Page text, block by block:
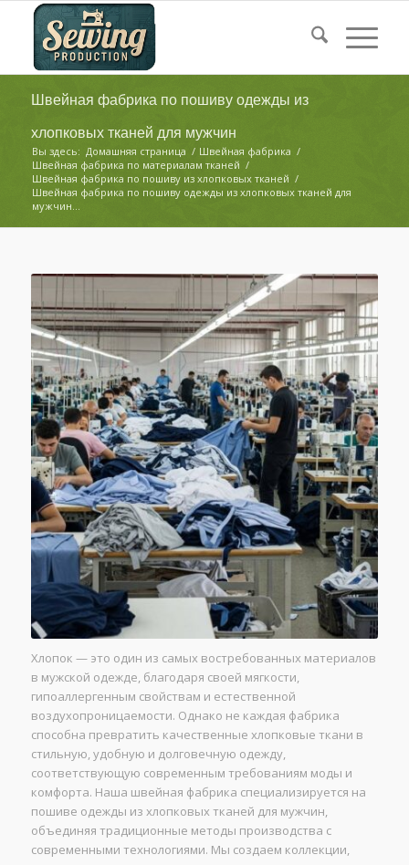
Швейная фабрика по пошиву одежды из
хлопковых тканей для мужчин
Вы здесь: Домашняя страница / Швейная фабрика /
Швейная фабрика по материалам тканей /
Швейная фабрика по пошиву из хлопковых тканей /
Швейная фабрика по пошиву одежды из хлопковых тканей для
мужчин...
Хлопок — это один из самых востребованных материалов
в мужской одежде, благодаря своей мягкости,
гипоаллергенным свойствам и естественной
воздухопроницаемости. Однако не каждая фабрика
способна превратить качественные хлопковые ткани в
стильную, удобную и долговечную одежду,
соответствующую современным требованиям моды и
комфорта. Наша швейная фабрика специализируется на
пошиве одежды из хлопковых тканей для мужчин,
объединяя традиционные методы производства с
современными технологиями. Мы создаем коллекции,